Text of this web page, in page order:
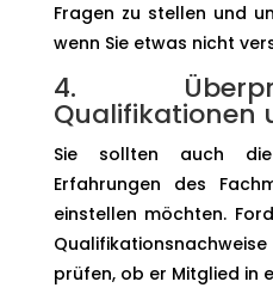
Fragen zu stellen und
wenn Sie etwas nicht
4.
Qualifikationen
Sie sollten auch
Erfahrungen des
einstellen möchten.
prüfen, ob er Mitglied in